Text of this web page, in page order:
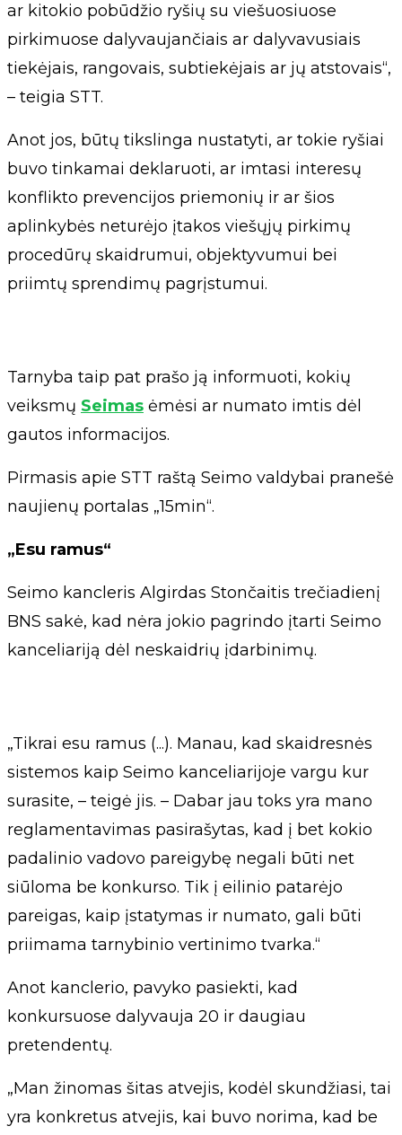
ar kitokio pobūdžio ryšių su viešuosiuose
pirkimuose dalyvaujančiais ar dalyvavusiais
tiekėjais, rangovais, subtiekėjais ar jų atstovais“,
– teigia STT.
Anot jos, būtų tikslinga nustatyti, ar tokie ryšiai
buvo tinkamai deklaruoti, ar imtasi interesų
konflikto prevencijos priemonių ir ar šios
aplinkybės neturėjo įtakos viešųjų pirkimų
procedūrų skaidrumui, objektyvumui bei
priimtų sprendimų pagrįstumui.
Tarnyba taip pat prašo ją informuoti, kokių
veiksmų Seimas ėmėsi ar numato imtis dėl
gautos informacijos.
Pirmasis apie STT raštą Seimo valdybai pranešė
naujienų portalas „15min“.
„Esu ramus“
Seimo kancleris Algirdas Stončaitis trečiadienį
BNS sakė, kad nėra jokio pagrindo įtarti Seimo
kanceliariją dėl neskaidrių įdarbinimų.
„Tikrai esu ramus (...). Manau, kad skaidresnės
sistemos kaip Seimo kanceliarijoje vargu kur
surasite, – teigė jis. – Dabar jau toks yra mano
reglamentavimas pasirašytas, kad į bet kokio
padalinio vadovo pareigybę negali būti net
siūloma be konkurso. Tik į eilinio patarėjo
pareigas, kaip įstatymas ir numato, gali būti
priimama tarnybinio vertinimo tvarka.“
Anot kanclerio, pavyko pasiekti, kad
konkursuose dalyvauja 20 ir daugiau
pretendentų.
„Man žinomas šitas atvejis, kodėl skundžiasi, tai
yra konkretus atvejis, kai buvo norima, kad be